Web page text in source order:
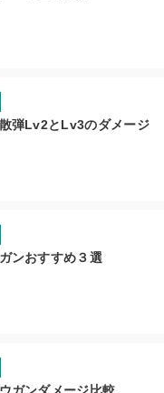
弾Lv2とLv3のダメージ
ンおすすめ３選